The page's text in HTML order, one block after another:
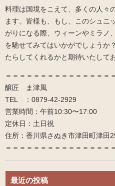
料理は国境をこえて、多くの人々
ます。皆様も、もし、このシュニ
がりになる際、ウィーンやミラノ
を馳せてみてはいかがでしょう
たらしてくれるかと期待いたして
＝＝＝＝＝＝＝＝＝＝＝＝＝＝＝
醸匠 ま津風
TEL ：0879-42-2929
営業時間：午前10:30〜17:00
定休日：土日祝
住所：香川県さぬき市津田町津田
＝＝＝＝＝＝＝＝＝＝＝＝＝＝＝
最近の投稿